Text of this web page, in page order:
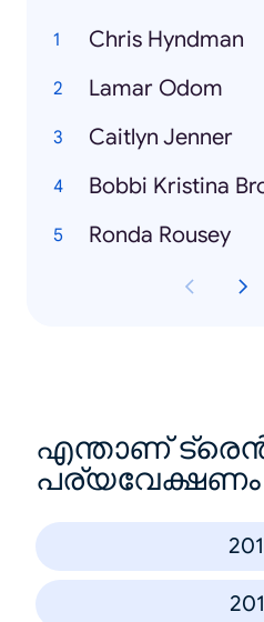
Chris Hyndman
Lamar Odom
Caitlyn Jenner
Bobbi Kristina
Ronda Rousey
എന്താണ്